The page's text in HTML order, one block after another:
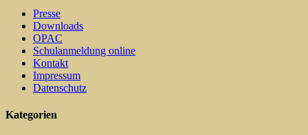
Presse
Downloads
OPAC
Schulanmeldung online
Kontakt
Impressum
Datenschutz
Kategorien